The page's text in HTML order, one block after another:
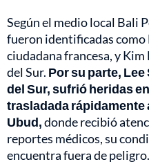
Según el medio local Bali
fueron identificadas
ciudadana francesa, y
del Sur. Por su parte,
del Sur, sufrió heridas
trasladada rápidamente
Ubud,donde recibió
reportes médicos, su
encuentra fuera de peligro.